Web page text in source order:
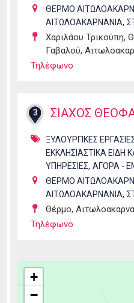
ΘΕΡΜΟ
ΑΙΤΩΛΟΑΚΑΡΝΑΝΙΑ,
Χαριλάου Τρικούπη,
Γαβαλού,
Τηλέφωνο
3 ΣΙΑΧΟΣ
ΞΥΛΟΥΡΓΙΚΕΣ
ΕΚΚΛΗΣΙΑΣΤΙΚΑ ΕΙΔΗ
ΥΠΗΡΕΣΙΕΣ, ΑΓΟΡΑ -
ΘΕΡΜΟ
ΑΙΤΩΛΟΑΚΑΡΝΑΝΙΑ,
Θέρμο,
Τηλέφωνο
+
−